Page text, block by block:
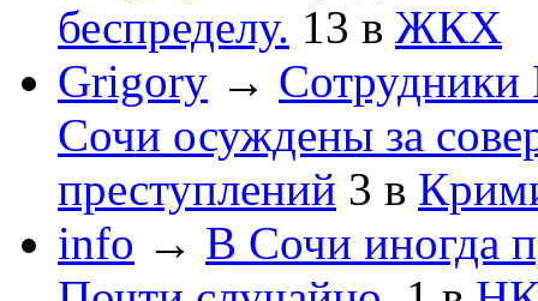
беспределу. 13 в ЖКХ
Grigory →
Сочи осуждены за
преступлений 3 в
info → В Сочи иногда